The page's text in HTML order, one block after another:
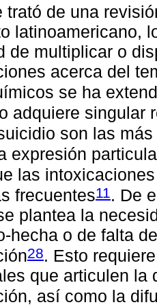
trató de una
latinoamericano,
de multiplicar o
acerca del
se ha
adquiere singular
son las
expresión
las
frecuentes11. De
plantea la
hecha o de falta
28. Esto
que articulen la
así como la